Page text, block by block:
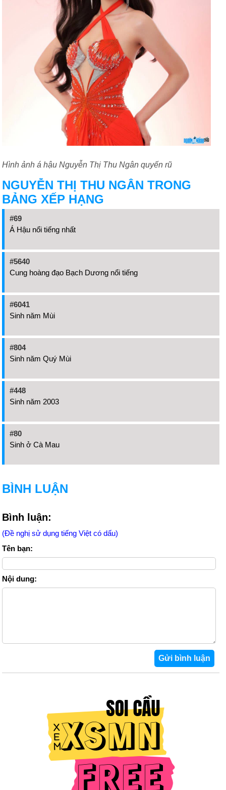
Hình ảnh á hậu Nguyễn Thị Thu Ngân quyến rũ
NGUYỄN THỊ THU NGÂN TRONG
BẢNG XẾP HẠNG
#69
Á Hậu nổi tiếng nhất
#5640
Cung hoàng đạo Bạch Dương nổi tiếng
#6041
Sinh năm Mùi
#804
Sinh năm Quý Mùi
#448
Sinh năm 2003
#80
Sinh ở Cà Mau
BÌNH LUẬN
Bình luận:
(Đề nghị sử dụng tiếng Việt có dấu)
Tên bạn:
Nội dung: